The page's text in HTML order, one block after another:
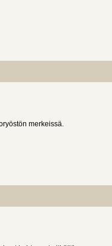
merkeissä.